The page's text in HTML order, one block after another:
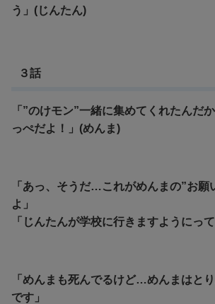
う」(じんたん)
３話
「”のけモン”一緒に集めてくれたんだ
っぺだよ！」(めんま)
「あっ、そうだ…これがめんまの”お願
よ」
「じんたんが学校に行きますようにっ
「めんまも死んでるけど…めんまはと
です」